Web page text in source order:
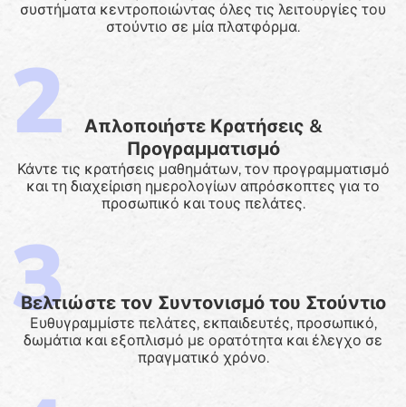
συστήματα κεντροποιώντας όλες τις λειτουργίες του
στούντιο σε μία πλατφόρμα.
Απλοποιήστε Κρατήσεις &
Προγραμματισμό
Κάντε τις κρατήσεις μαθημάτων, τον προγραμματισμό
και τη διαχείριση ημερολογίων απρόσκοπτες για το
προσωπικό και τους πελάτες.
Βελτιώστε τον Συντονισμό του Στούντιο
Ευθυγραμμίστε πελάτες, εκπαιδευτές, προσωπικό,
δωμάτια και εξοπλισμό με ορατότητα και έλεγχο σε
πραγματικό χρόνο.